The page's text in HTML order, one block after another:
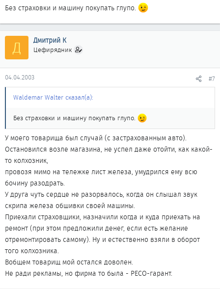
Без страховки и машину покупать глупо.
Д Дмитрий К
Цефирядник
04.04.2003 #7
Waldemar Walter сказал(а):
Без страховки и машину покупать глупо.
У моего товарища был случай (с застрахованным авто).
Остановился возле магазина, не успел даже отойти, как какой-
то колхозник,
провозя мимо на тележке лист железа, умудрился ему всю
бочину разодрать.
У друга чуть сердце не разорвалось, когда он слышал звук
скрипа железа обшивки своей машины.
Приехали страховщики, назначили когда и куда приехать на
ремонт (при этом предложили денег, если есть желание
отремонтировать самому). Ну и естественно взяли в оборот
того колхозника.
Вобщем товарищ мой остался доволен.
Не ради рекламы, но фирма то была - РЕСО-гарант.